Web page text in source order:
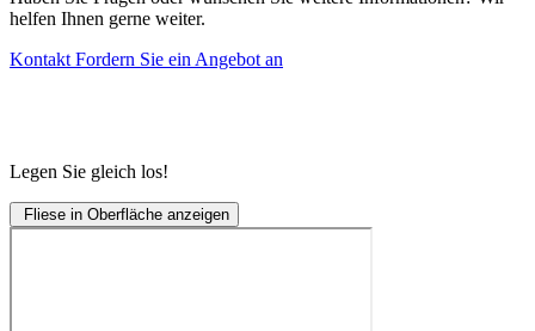
helfen Ihnen gerne weiter.
Kontakt Fordern Sie ein Angebot an
Legen Sie gleich los!
Fliese in Oberfläche anzeigen